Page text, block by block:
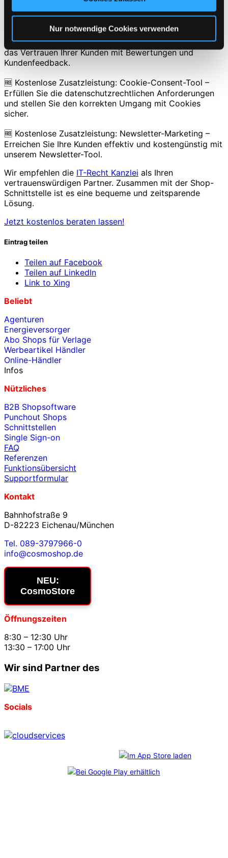
Nur notwendige Cookies verwenden
potenzielle Risiken und verbessern Sie die Sicherheit
🆓 Kostenlose Zusatzleistung: ShopVote – Steigern Sie
das Vertrauen Ihrer Kunden mit Bewertungen und
Kundenfeedback.
🆓 Kostenlose Zusatzleistung: Cookie-Consent-Tool –
Erfüllen Sie die datenschutzrechtlichen Anforderungen
und stellen Sie den korrekten Umgang mit Cookies
sicher.
🆓 Kostenlose Zusatzleistung: Newsletter-Marketing –
Erreichen Sie Ihre Kunden effektiv und kostengünstig mit
unserem Newsletter-Tool.
Wir empfehlen die IT-Recht Kanzlei als Ihren
vertrauenswürdigen Partner. Zusammen mit der Shop-
Schnittstelle ist es eine bequeme und zeitsparende
Lösung.
Jetzt kostenlos beraten lassen!
Eintrag teilen
Teilen auf Facebook
Teilen auf LinkedIn
Link to Xing
Beliebt
Agenturen
Energieversorger
Abo Shops für Verlage
Werbeartikel Händler
Online-Händler
Infos
Nützliches
B2B Shopsoftware
Punchout Shops
Schnittstellen
Single Sign-on
FAQ
Referenzen
Funktionsübersicht
Supportformular
Kontakt
Bahnhofstraße 9
D-82223 Eichenau/München
Tel. 089-3797966-0
info@cosmoshop.de
NEU:
CosmoStore
Öffnungszeiten
8:30 – 12:30 Uhr
13:30 – 17:00 Uhr
Wir sind Partner des
Socials